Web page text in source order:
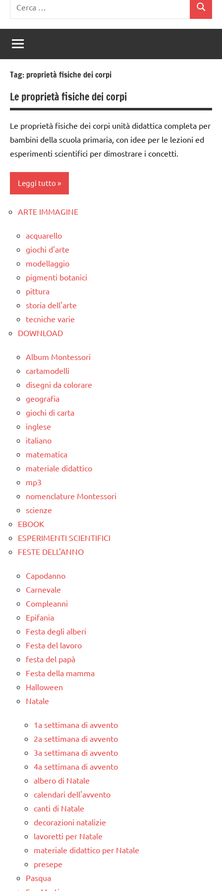
per:
Cerca
Tag: proprietà fisiche dei corpi
Le proprietà fisiche dei corpi
Le proprietà fisiche dei corpi unità didattica completa per
bambini della scuola primaria, con idee per le lezioni ed
esperimenti scientifici per dimostrare i concetti.
Leggi tutto
classe
classe
classi
medie
dai
anni
SCIENTIFICI
SCIENZE
TUTTI GLI
ARGOMENTI
PER ETA'
TUTTI GLI
ARTICOLI
ARTE IMMAGINE
acquarello
giochi d'arte
modellaggio
pigmenti botanici
pittura
storia dell'arte
tecniche varie
DOWNLOAD
Album Montessori
cartamodelli
disegni da colorare
geografia
giochi di carta
inglese
italiano
matematica
materiale didattico
mp3
nomenclature Montessori
scienze
EBOOK
ESPERIMENTI SCIENTIFICI
FESTE DELL'ANNO
Capodanno
Carnevale
Compleanni
Epifania
Festa degli alberi
Festa del lavoro
festa del papà
Festa della mamma
Halloween
Natale
1a settimana di avvento
2a settimana di avvento
3a settimana di avvento
4a settimana di avvento
albero di Natale
calendari dell'avvento
canti di Natale
decorazioni natalizie
lavoretti per Natale
materiale didattico per Natale
presepe
Pasqua